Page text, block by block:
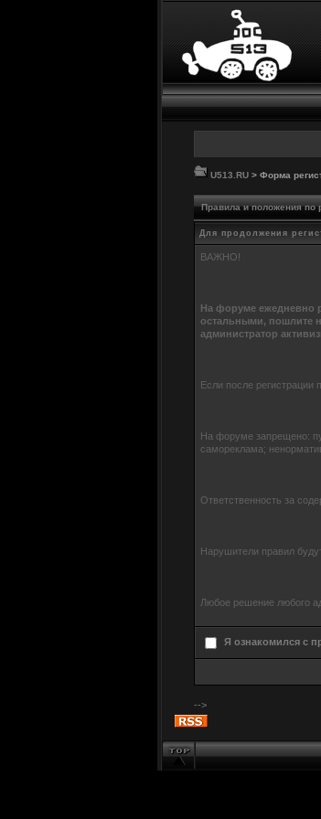
U513.RU > Форма
Правила и положения по
Для продолжения
ВАЖНО!
На форуме ежедневно
остальными, пошлите
администратор
Если после регистрации
На форуме запрещено:
самореклама;
Ответственность за
Нарушители правил
Любое решение любого
Я ознакомился с
-->